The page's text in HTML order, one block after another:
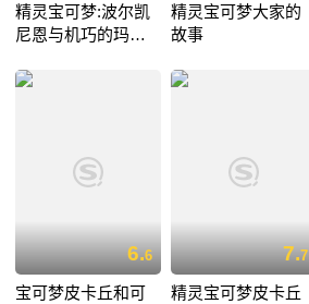
精灵宝可梦:波尔凯
尼恩与机巧的玛机
精灵宝可梦大家的
故事
6.6
宝可梦皮卡丘和可
7.7
精灵宝可梦皮卡丘